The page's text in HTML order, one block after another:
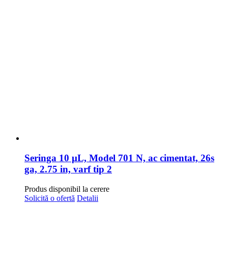
Seringa 10 μL, Model 701 N, ac cimentat, 26s
ga, 2.75 in, varf tip 2
Produs disponibil la cerere
Solicită o ofertă Detalii